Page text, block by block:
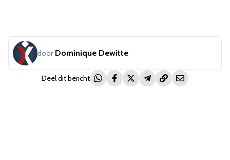
door Dominique Dewitte
Deel dit bericht